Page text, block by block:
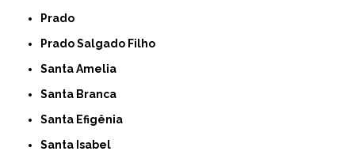
Prado
Prado Salgado Filho
Santa Amelia
Santa Branca
Santa Efigênia
Santa Isabel